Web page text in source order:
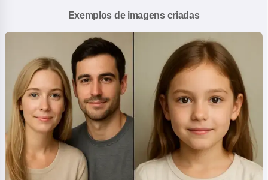
Exemplos de imagens criadas